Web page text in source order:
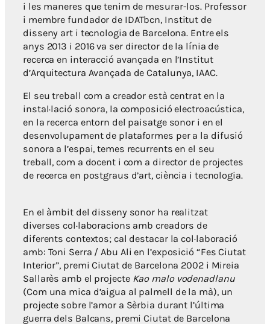
i les maneres que tenim de mesurar-los. Professor
i membre fundador de IDATbcn, Institut de
disseny art i tecnologia de Barcelona. Entre els
anys 2013 i 2016 va ser director de la línia de
recerca en interacció avançada en l’Institut
d’Arquitectura Avançada de Catalunya, IAAC.
El seu treball com a creador està centrat en la
instal·lació sonora, la composició electroacústica,
en la recerca entorn del paisatge sonor i en el
desenvolupament de plataformes per a la difusió
sonora a l’espai, temes recurrents en el seu
treball, com a docent i com a director de projectes
de recerca en postgraus d’art, ciència i tecnologia.
En el àmbit del disseny sonor ha realitzat
diverses col·laboracions amb creadors de
diferents contextos; cal destacar la col·laboració
amb: Toni Serra / Abu Ali en l’exposició “Fes Ciutat
Interior”, premi Ciutat de Barcelona 2002 i Mireia
Sallarès amb el projecte Kao malo vodenadlanu
(Com una mica d’aigua al palmell de la mà), un
projecte sobre l’amor a Sèrbia durant l’última
guerra dels Balcans, premi Ciutat de Barcelona